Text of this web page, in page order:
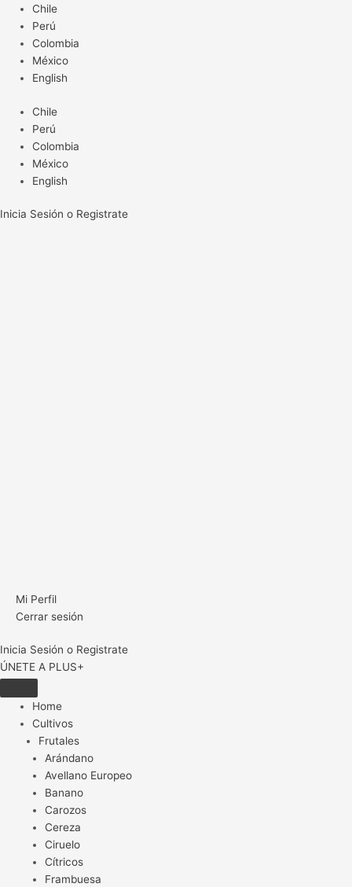
contenido
Chile
Perú
Colombia
México
English
Chile
Perú
Colombia
México
English
Inicia Sesión o Registrate
Mi Perfil
Cerrar sesión
Inicia Sesión o Registrate
ÚNETE A PLUS+
Home
Cultivos
Frutales
Arándano
Avellano Europeo
Banano
Carozos
Cereza
Ciruelo
Cítricos
Frambuesa